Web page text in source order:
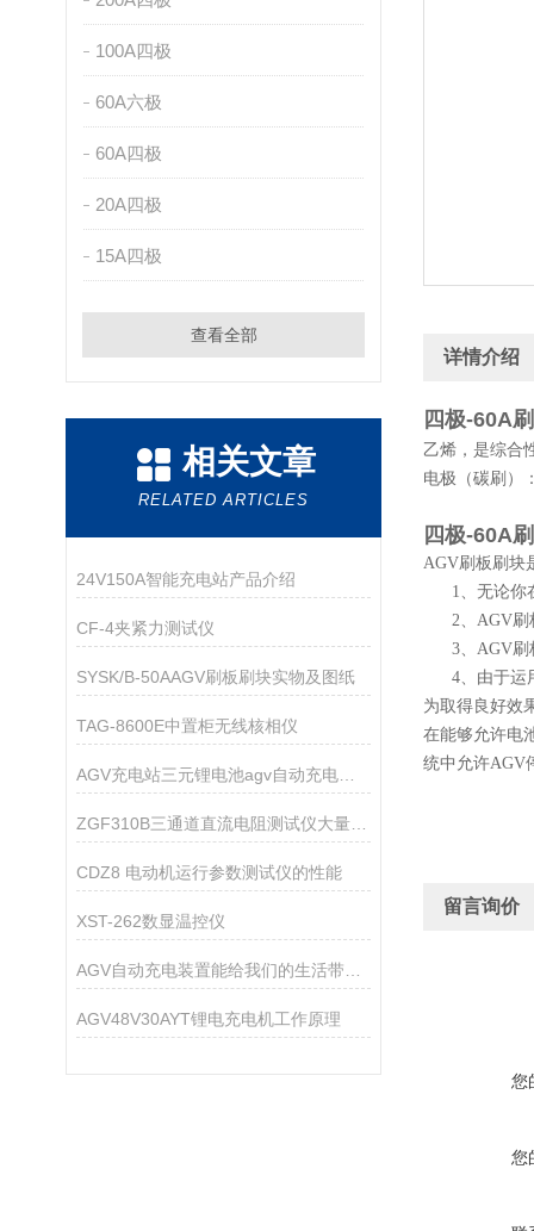
100A四极
60A六极
60A四极
20A四极
15A四极
查看全部
相关文章
RELATED ARTICLES
24V150A智能充电站产品介绍
CF-4夹紧力测试仪
SYSK/B-50AAGV刷板刷块实物及图纸
TAG-8600E中置柜无线核相仪
AGV充电站三元锂电池agv自动充电系统
ZGF310B三通道直流电阻测试仪大量供应
CDZ8 电动机运行参数测试仪的性能
XST-262数显温控仪
AGV48V30AYT锂电充电机工作原理
详情介绍
四极-60A
乙烯，是综合
电极（碳刷）
四极-60A
AGV刷板刷块
1、无论你在
2、AGV刷板
3、AGV刷
4、由于运
为取得良好效
在能够允许电
统中允许AGV
留言询价
您
您